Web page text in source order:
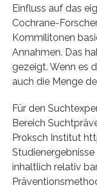
Einfluss auf das
Cochrane-
Kommilitonen
Annahmen. Das
gezeigt. Wenn es
auch die Menge
Für den
Bereich
Proksch Institut
inhaltlich relativ